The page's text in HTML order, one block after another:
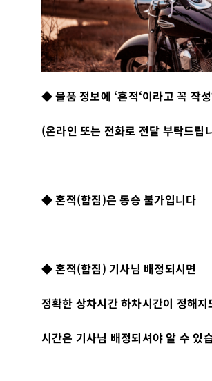
◆물품 정보에 ‘혼적‘이라고 꼭 작
(온라인 또는 전화로 전달 부탁드립
◆혼적(합짐)은 동승 불가입니다
◆혼적(합짐)기사님 배정되시면
정확한 상차시간 하차시간이 정해지
시간은 기사님 배정되셔야 알 수 있